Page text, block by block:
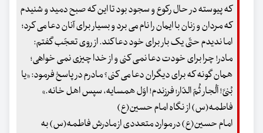
که پیوسته در حال رکوع و سجود بود تا این که صبح دمید و شنیدم
که مردان و زنان با ایمان را نام می برد و بسیار برای آنان دعا می کرد؛
اما ندیدم حتّی یک بار برای خود دعا کند. از روی تعجّب گفتم:
مادر! چرا برای خودت دعا نمی کنی و از خدا چیزی نمی خواهی؛
همان گونه که برای دیگران دعا می کنی؟ مادرم در پاسخ فرمود: «یا
بُنیَّ! اَلْجار ثُمّ الدّار؛ فرزندم! اوّل همسایه، سپس اهل خانه.»
فاطمه(س) از نگاه امام حسین(ع)
امام حسین(ع) در موارد متعددی از مادرش فاطمه(س) به